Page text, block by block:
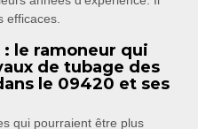
efficaces.
le ramoneur qui
de tubage des
le 09420 et ses
qui pourraient être plus